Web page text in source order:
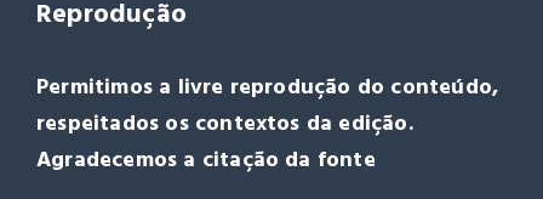
Reprodução
Permitimos a livre reprodução do conteúdo,
respeitados os contextos da edição.
Agradecemos a citação da fonte